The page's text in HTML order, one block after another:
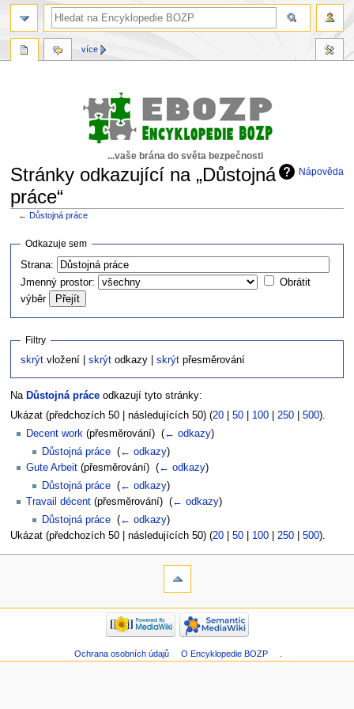
...vaše brána do světa bezpečnosti
Nápověda
Stránky odkazující na „Důstojná
práce“
← Důstojná práce
Skočit
navigaci
Skočit
vyhledávání
Odkazuje sem
Strana:
Jmenný prostor:
Obrátit
výběr
Filtry
skrýt vložení |skrýt odkazy |skrýt přesměrování
Na Důstojná práceodkazují tyto stránky:
Ukázat (předchozích 50 | následujících 50) (20| 50| 100| 250| 500).
Decent work (přesměrování) ‎ (← odkazy)
Důstojná práce ‎(← odkazy)
Gute Arbeit (přesměrování) ‎ (← odkazy)
Důstojná práce ‎(← odkazy)
Travail décent (přesměrování) ‎ (← odkazy)
Důstojná práce ‎(← odkazy)
Ukázat (předchozích 50 | následujících 50) (20| 50| 100| 250| 500).
více
Ochrana osobních údajů O Encyklopedie BOZP